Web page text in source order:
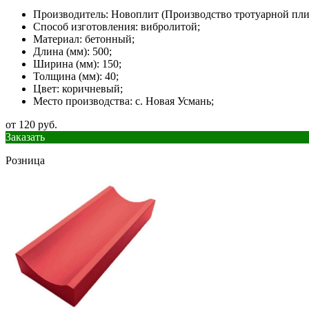
Производитель: Новоплит (Производство тротуарной
Способ изготовления: вибролитой;
Материал: бетонный;
Длина (мм): 500;
Ширина (мм): 150;
Толщина (мм): 40;
Цвет: коричневый;
Место производства: с. Новая Усмань;
от 120 руб.
Заказать
Розница